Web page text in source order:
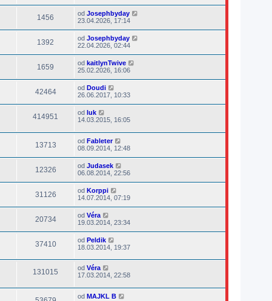
1456 od Josephbyday
23.04.2026, 17:14
1392 od Josephbyday
22.04.2026, 02:44
1659 od kaitlynTwive
25.02.2026, 16:06
42464 od Doudi
26.06.2017, 10:33
414951 od luk
14.03.2015, 16:05
13713 od Fableter
08.09.2014, 12:48
12326 od Judasek
06.08.2014, 22:56
31126 od Korppi
14.07.2014, 07:19
20734 od Véra
19.03.2014, 23:34
37410 od Peldik
18.03.2014, 19:37
131015 od Véra
17.03.2014, 22:58
od MAJKL B